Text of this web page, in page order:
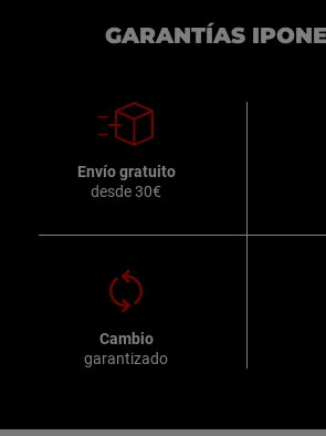
GARANTÍAS
Envío gratuito
desde 30€
Cambio
garantizado